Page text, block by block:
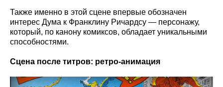
Также именно в этой сцене впервые обозначен
интерес Дума к Франклину Ричардсу — персонажу,
который, по канону комиксов, обладает уникальными
способностями.
Сцена после титров: ретро-анимация